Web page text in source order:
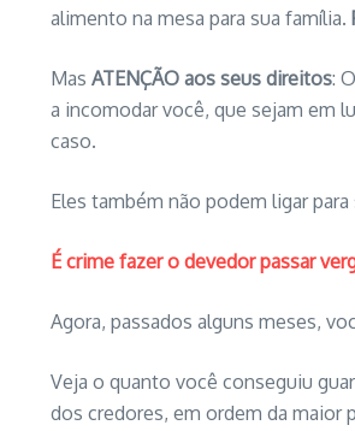
alimento na mesa para sua família.
Mas ATENÇÃO aos seus direitos:
a incomodar você, que sejam em
caso.
Eles também não podem ligar
É crime fazer o devedor passar
Agora, passados alguns meses,
Veja o quanto você conseguiu
dos credores, em ordem da maior